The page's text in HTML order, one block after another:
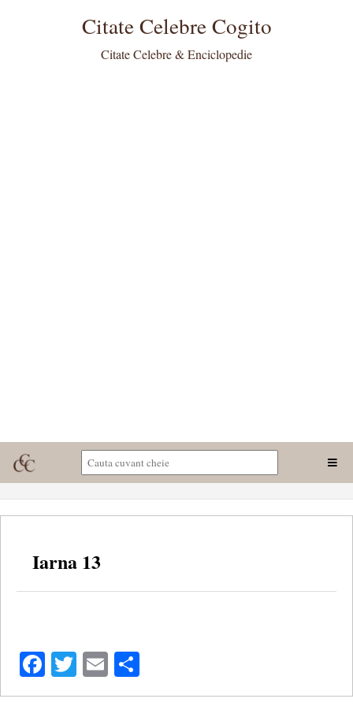
Citate Celebre Cogito
Citate Celebre & Enciclopedie
Iarna 13
Facebook
Twitter
Email